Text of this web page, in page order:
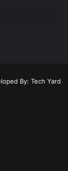
By: Tech Yard